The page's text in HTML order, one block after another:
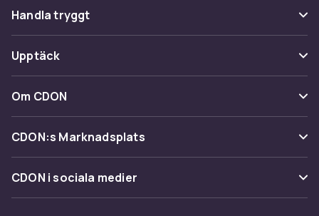
Vanliga frågor
Spåra paket
Ångra & Returnera här
Kundservice
Handla tryggt
Betalning
Leverans
Återkallelser
Upptäck
Kategorier
Varumärken
Shopit.se
Om CDON
Om oss
Kundrecensioner
CDON:s Marknadsplats
Sälj på CDON
Bli affiliate
CDON i sociala medier